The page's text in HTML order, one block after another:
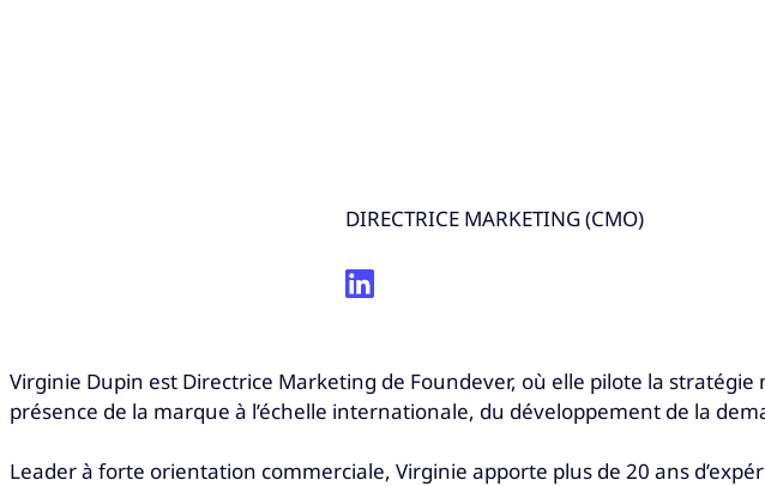
DIRECTRICE MARKETING (CMO)
Virginie Dupin est Directrice Marketing de Foundever, où elle pilote la
présence de la marque à l’échelle internationale, du développement de la
Leader à forte orientation commerciale, Virginie apporte plus de 20 ans